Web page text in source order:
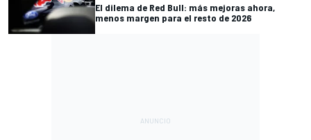
El dilema de Red Bull: más mejoras ahora,
menos margen para el resto de 2026